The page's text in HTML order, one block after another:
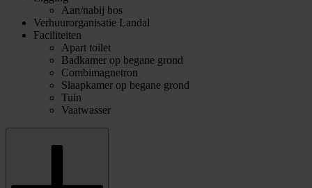
Aan/nabij bos
Verhuurorganisatie Landal
Faciliteiten
Apart toilet
Badkamer op begane grond
Combimagnetron
Slaapkamer op begane grond
Tuin
Vaatwasser